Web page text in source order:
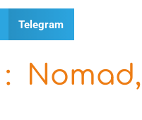
Telegram
Nomad,